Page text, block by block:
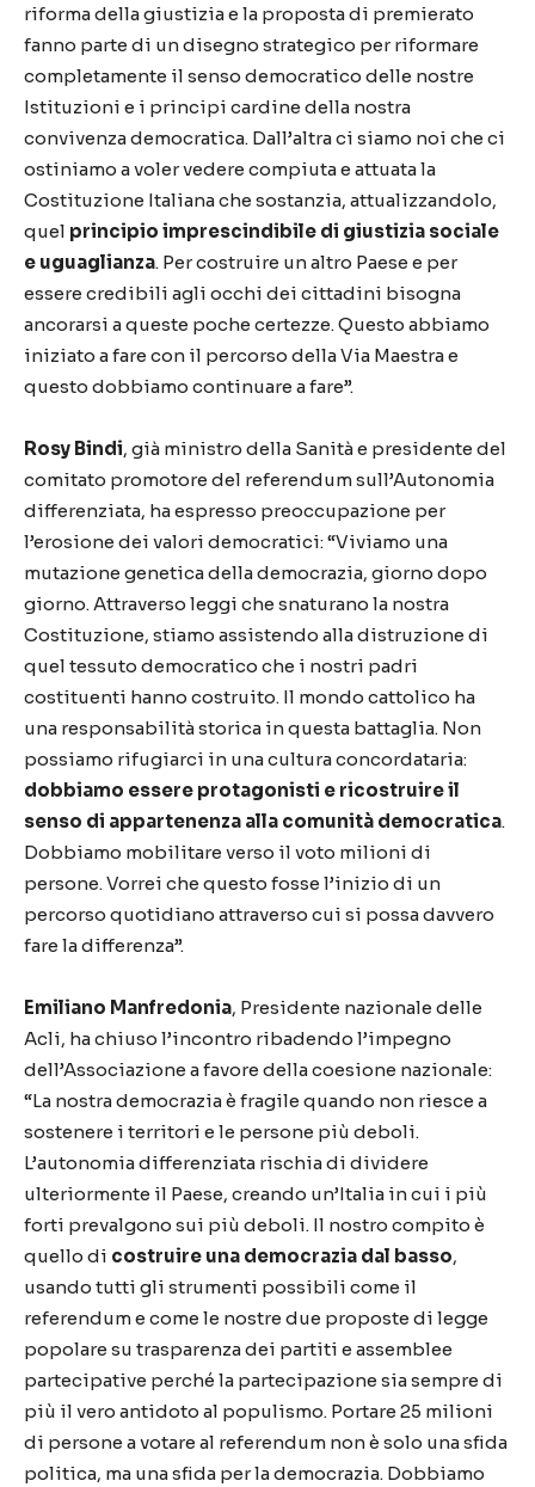
riforma della giustizia e la proposta di premierato
fanno parte di un disegno strategico per riformare
completamente il senso democratico delle nostre
Istituzioni e i principi cardine della nostra
convivenza democratica. Dall’altra ci siamo noi che ci
ostiniamo a voler vedere compiuta e attuata la
Costituzione Italiana che sostanzia, attualizzandolo,
quel principio imprescindibile di giustizia sociale
e uguaglianza. Per costruire un altro Paese e per
essere credibili agli occhi dei cittadini bisogna
ancorarsi a queste poche certezze. Questo abbiamo
iniziato a fare con il percorso della Via Maestra e
questo dobbiamo continuare a fare”.
Rosy Bindi, già ministro della Sanità e presidente del
comitato promotore del referendum sull’Autonomia
differenziata, ha espresso preoccupazione per
l’erosione dei valori democratici: “Viviamo una
mutazione genetica della democrazia, giorno dopo
giorno. Attraverso leggi che snaturano la nostra
Costituzione, stiamo assistendo alla distruzione di
quel tessuto democratico che i nostri padri
costituenti hanno costruito. Il mondo cattolico ha
una responsabilità storica in questa battaglia. Non
possiamo rifugiarci in una cultura concordataria:
dobbiamo essere protagonisti e ricostruire il
senso di appartenenza alla comunità democratica.
Dobbiamo mobilitare verso il voto milioni di
persone. Vorrei che questo fosse l’inizio di un
percorso quotidiano attraverso cui si possa davvero
fare la differenza”.
Emiliano Manfredonia, Presidente nazionale delle
Acli, ha chiuso l’incontro ribadendo l’impegno
dell’Associazione a favore della coesione nazionale:
“La nostra democrazia è fragile quando non riesce a
sostenere i territori e le persone più deboli.
L’autonomia differenziata rischia di dividere
ulteriormente il Paese, creando un’Italia in cui i più
forti prevalgono sui più deboli. Il nostro compito è
quello di costruire una democrazia dal basso,
usando tutti gli strumenti possibili come il
referendum e come le nostre due proposte di legge
popolare su trasparenza dei partiti e assemblee
partecipative perché la partecipazione sia sempre di
più il vero antidoto al populismo. Portare 25 milioni
di persone a votare al referendum non è solo una sfida
politica, ma una sfida per la democrazia. Dobbiamo